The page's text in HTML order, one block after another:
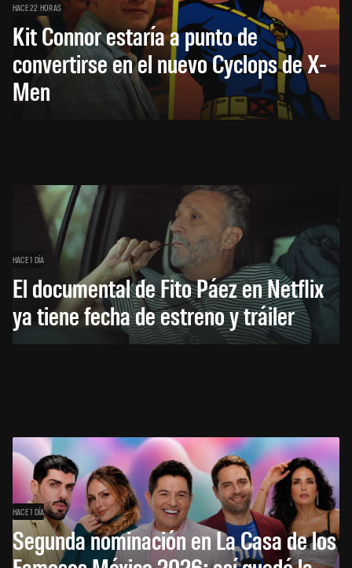
HACE 22 HORAS
Kit Connor estaría a punto de
convertirse en el nuevo Cyclops de X-
Men
HACE 1 DÍA
El documental de Fito Páez en Netflix
ya tiene fecha de estreno y tráiler
HACE 1 DÍA
Segunda nominación en La Casa de los